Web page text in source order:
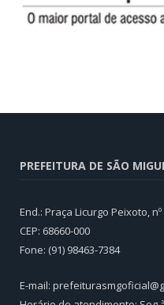
PREFEITURA DE SÃO
End.: Praça Licurgo Peixoto,
CEP: 68660-000
Fone: (91) 98463-7384
E-mail: